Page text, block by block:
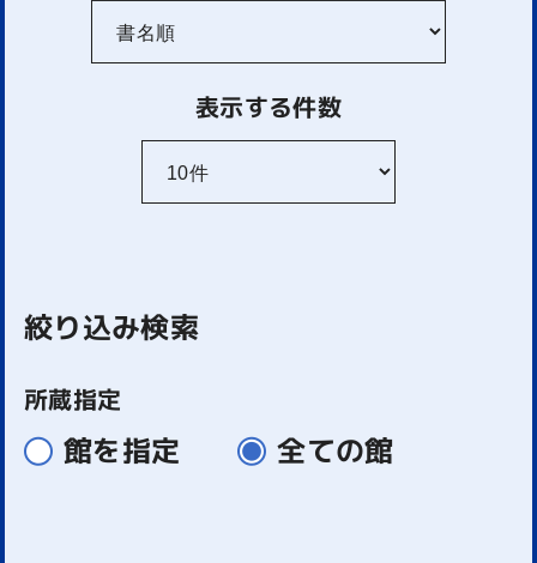
表示する件数
絞り込み検索
所蔵指定
館を指定 全ての館